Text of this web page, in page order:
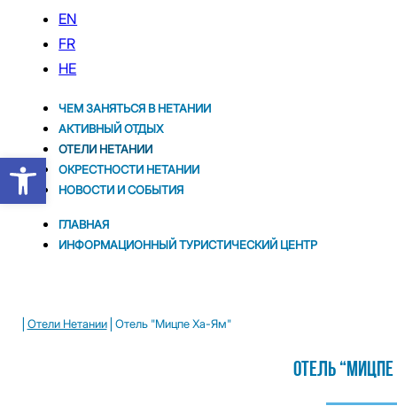
Открыть панель инструментов
ЧЕМ ЗАНЯТЬСЯ В НЕТАНИИ
АКТИВНЫЙ ОТДЫХ
ОТЕЛИ НЕТАНИИ
ОКРЕСТНОСТИ НЕТАНИИ
НОВОСТИ И CОБЫТИЯ
ГЛАВНАЯ
ИНФОРМАЦИОННЫЙ ТУРИСТИЧЕСКИЙ ЦЕНТР
| Отели Нетании| Отель "Мицпе Ха-Ям"
Отель